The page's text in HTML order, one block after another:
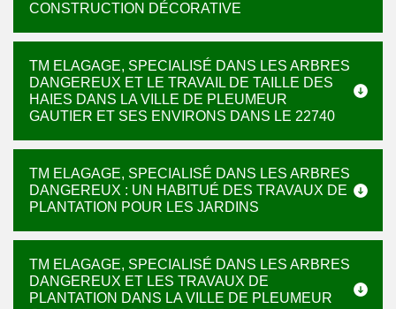
CONSTRUCTION DÉCORATIVE
TM ELAGAGE, SPECIALISÉ DANS LES ARBRES
DANGEREUX ET LE TRAVAIL DE TAILLE DES
HAIES DANS LA VILLE DE PLEUMEUR
GAUTIER ET SES ENVIRONS DANS LE 22740
TM ELAGAGE, SPECIALISÉ DANS LES ARBRES
DANGEREUX : UN HABITUÉ DES TRAVAUX DE
PLANTATION POUR LES JARDINS
TM ELAGAGE, SPECIALISÉ DANS LES ARBRES
DANGEREUX ET LES TRAVAUX DE
PLANTATION DANS LA VILLE DE PLEUMEUR